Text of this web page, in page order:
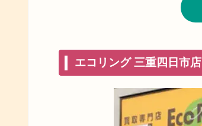
エコリング 三重四日市店